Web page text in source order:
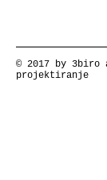
© 2017 by 3biro
projektiranje